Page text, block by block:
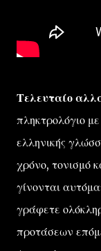
Τελευταίο
πληκτρολόγιο
ελληνικής
χρόνο, τονισμό
γίνονται
γράφετε
προτάσεων